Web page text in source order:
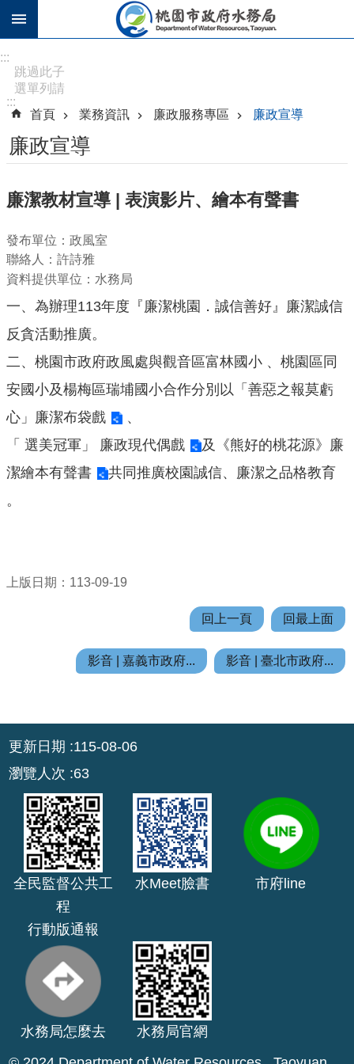
跳到主要內容區塊
階
搜
尋
息
告
認
水
務
機
關
訊
錄
業
民
公
開
山
申
水
道
:::
跳過此子
選單列請
[Enter]，
繼續則按
[Tab]
:::
首頁
業務資訊 廉政服務專區 廉政宣導
廉政宣導
廉潔教材宣導 | 表演影片、繪本有聲書
發布單位：政風室
聯絡人：許詩雅
資料提供單位：水務局
一、為辦理113年度『廉潔桃園．誠信善好』廉潔誠信
反貪活動推廣。
二、桃園市政府政風處與觀音區富林國小 、桃園區同
安國小及楊梅區瑞埔國小合作分別以 「善惡之報莫虧
心」廉潔布袋戲
、
「 選美冠軍」 廉政現代偶戲
及
《熊好的桃花源》廉
潔繪本有聲書
共同推廣校園誠信、廉潔之品格教育
。
上版日期：113-09-19
回上一頁 回最上面
影音 | 嘉義市政府... 影音 | 臺北市政府...
更新日期 115-08-06
瀏覽人次
63
全民監督公共工
程
行動版通報
水Meet臉書 市府line
水務局怎麼去
水務局官網